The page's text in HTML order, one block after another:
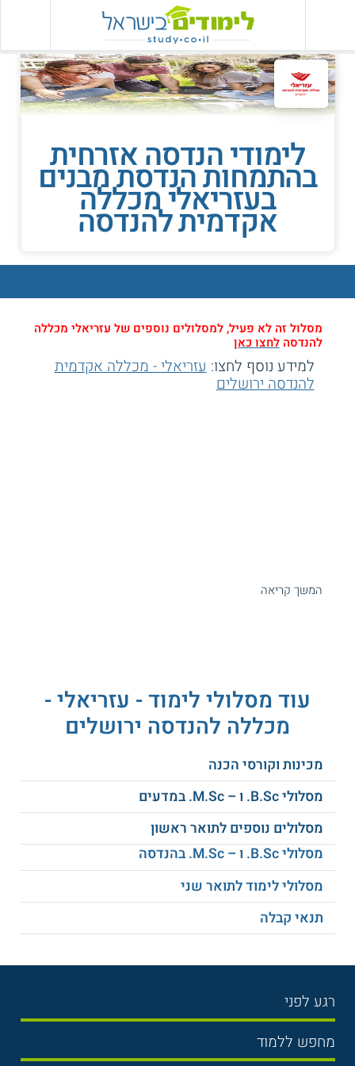
לימודי הנדסה אזרחית
בהתמחות הנדסת מבנים
בעזריאלי מכללה
אקדמית להנדסה
מסלול זה לא פעיל, למסלולים נוספים של עזריאלי מכללה
להנדסהלחצו כאן
למידע נוסף לחצו:עזריאלי - מכללה אקדמית
להנדסה ירושלים
המשך קריאה
עוד מסלולי לימוד - עזריאלי -
מכללה להנדסה ירושלים
מכינות וקורסי הכנה
מסלולי B.Sc. ו – M.Sc. במדעים
מסלולים נוספים לתואר ראשון
מסלולי B.Sc. ו – M.Sc. בהנדסה
מסלולי לימוד לתואר שני
תנאי קבלה
רגע לפני
בחירת לימודים
מחפש ללמוד